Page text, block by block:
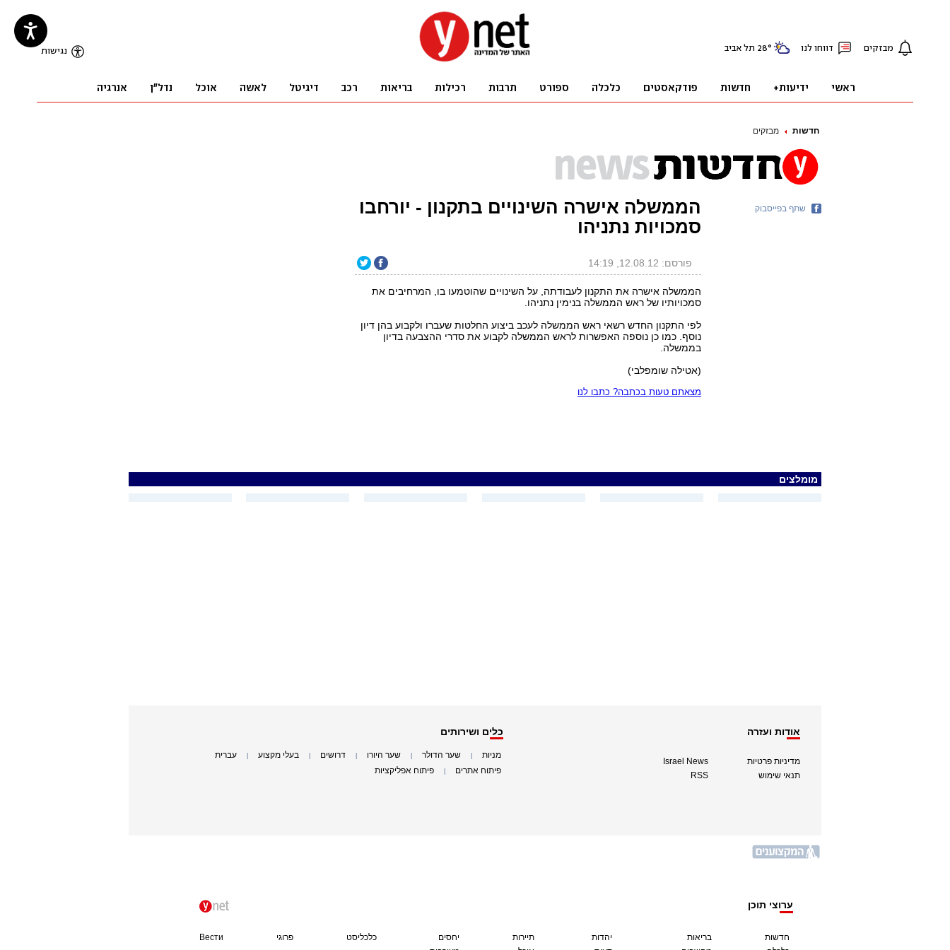
חדשות מבזקים
הממשלה אישרה השינויים בתקנון - יורחבו
סמכויות נתניהו
פורסם: 12.08.12, 14:19
הממשלה אישרה את התקנון לעבודתה, על השינויים שהוטמעו בו, המרחיבים את
סמכויותיו של ראש הממשלה בנימין נתניהו.
לפי התקנון החדש רשאי ראש הממשלה לעכב ביצוע החלטות שעברו ולקבוע בהן דיון
נוסף. כמו כן נוספה האפשרות לראש הממשלה לקבוע את סדרי ההצבעה בדיון
בממשלה.
(אטילה שומפלבי)
מצאתם טעות בכתבה? כתבו לנו
שתף בפייסבוק
מומלצים
אודות ועזרה
מדיניות פרטיות
תנאי שימוש
Israel News
RSS
כלים ושירותים
מניות שער הדולר שער היורו דרושים בעלי מקצוע עברית
פיתוח אתרים פיתוח אפליקציות
ערוצי תוכן
חדשות
בריאות
יהדות
תיירות
יחסים
כלכליסט פרוגי Вести